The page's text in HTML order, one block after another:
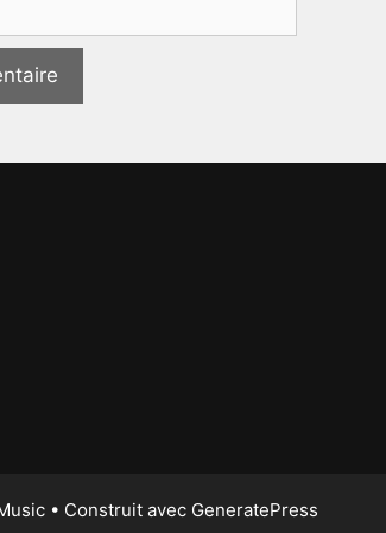
• Construit avec GeneratePress